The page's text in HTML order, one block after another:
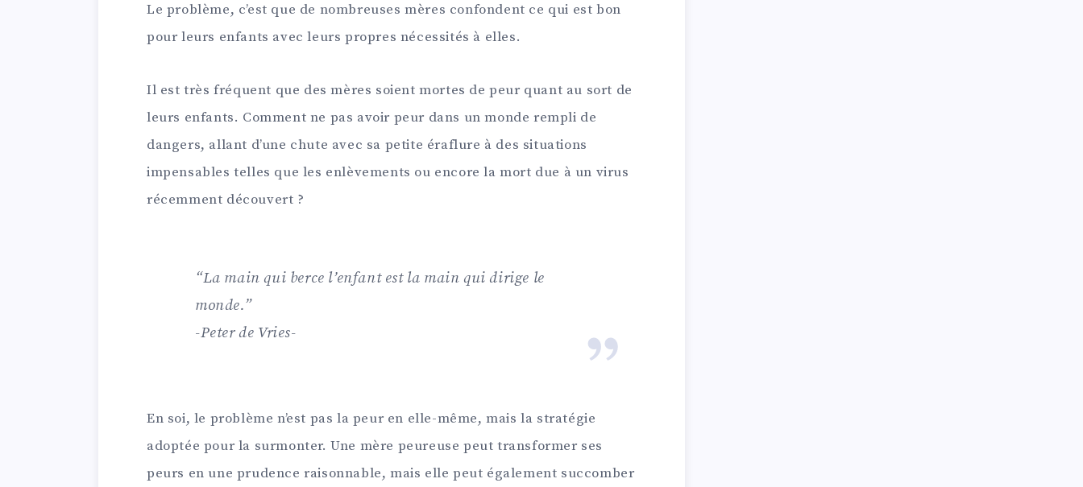
Le problème, c’est que de nombreuses mères confondent ce qui est bon
pour leurs enfants avec leurs propres nécessités à elles.
Il est très fréquent que des mères soient mortes de peur quant au sort de
leurs enfants. Comment ne pas avoir peur dans un monde rempli de
dangers, allant d’une chute avec sa petite éraflure à des situations
impensables telles que les enlèvements ou encore la mort due à un virus
récemment découvert ?
“La main qui berce l’enfant est la main qui dirige le
monde.”
-Peter de Vries-
En soi, le problème n’est pas la peur en elle-même, mais la stratégie
adoptée pour la surmonter. Une mère peureuse peut transformer ses
peurs en une prudence raisonnable, mais elle peut également succomber